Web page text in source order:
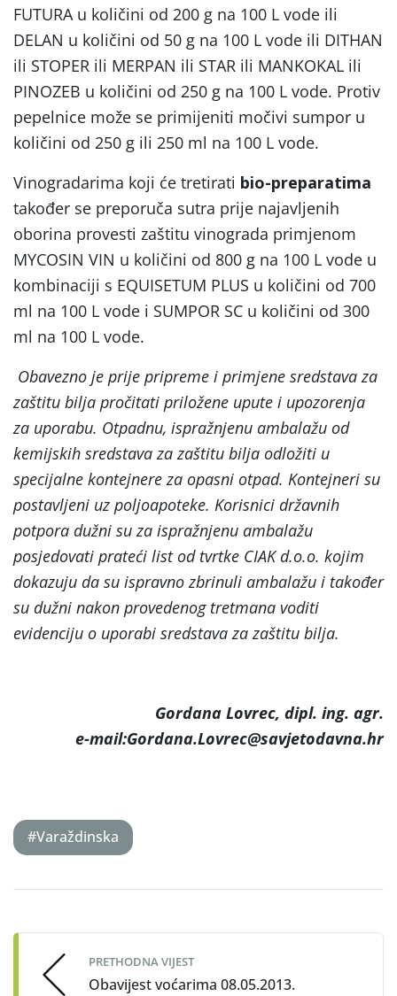
FUTURA u količini od 200 g na 100 L vode ili
DELAN u količini od 50 g na 100 L vode ili DITHAN
ili STOPER ili MERPAN ili STAR ili MANKOKAL ili
PINOZEB u količini od 250 g na 100 L vode. Protiv
pepelnice može se primijeniti močivi sumpor u
količini od 250 g ili 250 ml na 100 L vode.
Vinogradarima koji će tretirati bio-preparatima
također se preporuča sutra prije najavljenih
oborina provesti zaštitu vinograda primjenom
MYCOSIN VIN u količini od 800 g na 100 L vode u
kombinaciji s EQUISETUM PLUS u količini od 700
ml na 100 L vode i SUMPOR SC u količini od 300
ml na 100 L vode.
Obavezno je prije pripreme i primjene sredstava za
zaštitu bilja pročitati priložene upute i upozorenja
za uporabu. Otpadnu, ispražnjenu ambalažu od
kemijskih sredstava za zaštitu bilja odložiti u
specijalne kontejnere za opasni otpad. Kontejneri su
postavljeni uz poljoapoteke. Korisnici državnih
potpora dužni su za ispražnjenu ambalažu
posjedovati prateći list od tvrtke CIAK d.o.o. kojim
dokazuju da su ispravno zbrinuli ambalažu i također
su dužni nakon provedenog tretmana voditi
evidenciju o uporabi sredstava za zaštitu bilja.
Gordana Lovrec, dipl. ing. agr.
e-mail:Gordana.Lovrec@savjetodavna.hr
#Varaždinska
navigation
PRETHODNA VIJEST
Obavijest voćarima 08.05.2013.